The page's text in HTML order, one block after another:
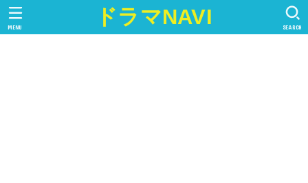
ドラマNAVI SEARCH
MENU